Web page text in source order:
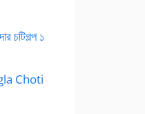
চটিগল্প ১
Choti